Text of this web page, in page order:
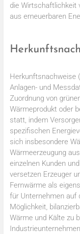
die Wirtschaftlichkeit
aus erneuerbaren
Herkunftsnachweise
Anlagen- und
Zuordnung von
Wärmeprodukt oder
statt, indem
spezifischen
sich insbesondere
Wärmeerzeugung
einzelnen Kunden
versetzen Erzeuger
Fernwärme als
für Unternehmen auf
Möglichkeit,
Wärme und Kälte zu